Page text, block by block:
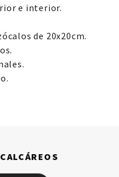
e interior.
de 20x20cm.